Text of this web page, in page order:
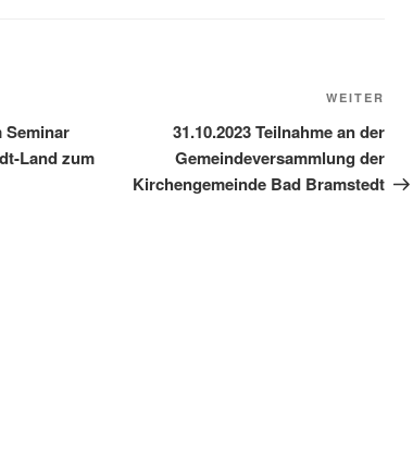
Seminar
Land zum
WEITER
31.10.2023 Teilnahme an der
Gemeindeversammlung der
Kirchengemeinde Bad Bramstedt